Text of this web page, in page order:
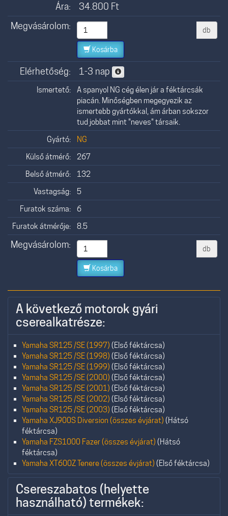
Ára: 34.800 Ft
Megvásárolom:
db
Kosárba
Elérhetőség: 1-3 nap
Ismertető:
A spanyol NG cég élen jár a féktárcsák
piacán. Minőségben megegyezik az
ismertebb gyártókkal, ám árban sokszor
tud jobbat mint "neves" társaik.
Gyártó:
NG
Külső átmérő:
267
Belső átmérő:
132
Vastagság:
5
Furatok száma:
6
Furatok átmérője:
8.5
Megvásárolom: db
Kosárba
A következő motorok gyári
cserealkatrésze:
Yamaha SR125 /SE (1997) (Első féktárcsa)
Yamaha SR125 /SE (1998) (Első féktárcsa)
Yamaha SR125 /SE (1999) (Első féktárcsa)
Yamaha SR125 /SE (2000) (Első féktárcsa)
Yamaha SR125 /SE (2001) (Első féktárcsa)
Yamaha SR125 /SE (2002) (Első féktárcsa)
Yamaha SR125 /SE (2003) (Első féktárcsa)
Yamaha XJ900S Diversion (összes évjárat) (Hátsó
féktárcsa)
Yamaha FZS1000 Fazer (összes évjárat) (Hátsó
féktárcsa)
Yamaha XT600Z Tenere (összes évjárat) (Első féktárcsa)
Csereszabatos (helyette
használható) termékek: